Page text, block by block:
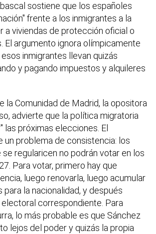
sostiene que los españoles
frente a los inmigrantes a la
a viviendas de protección oficial o
El argumento ignora olímpicamente
inmigrantes llevan quizás
y pagando impuestos y alquileres
la Comunidad de Madrid, la opositora
advierte que la política migratoria
las próximas elecciones. El
un problema de consistencia: los
se regularicen no podrán votar en los
Para votar, primero hay que
luego renovarla, luego acumular
para la nacionalidad, y después
correspondiente. Para
lo más probable es que Sánchez
lejos del poder y quizás la propia